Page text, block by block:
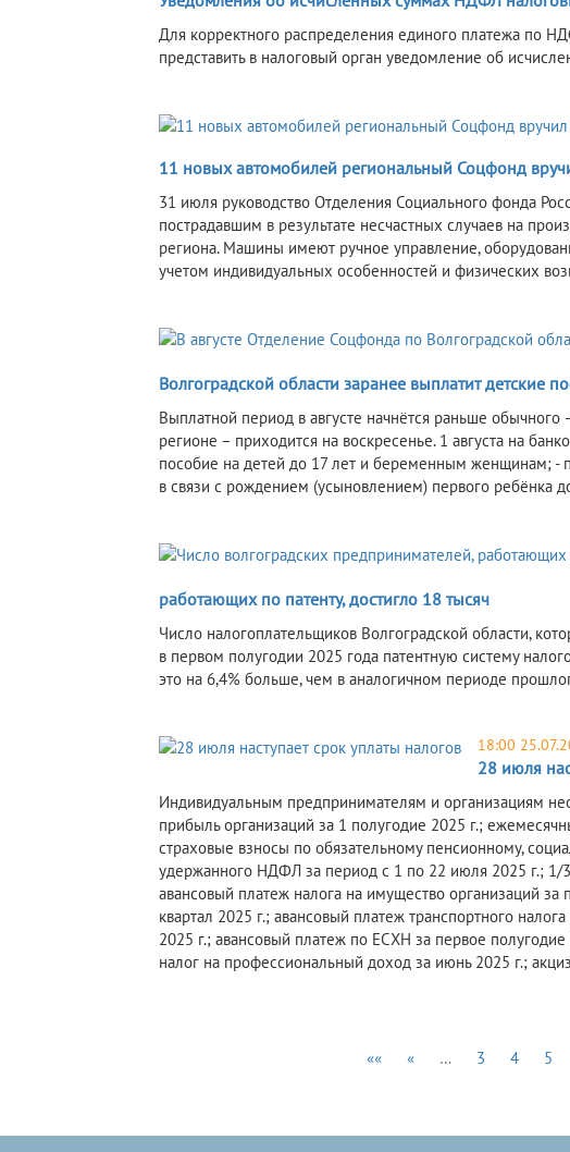
Для корректного распределения единого платежа по
представить в налоговый орган уведомление об
11 новых автомобилей региональный Соцфонд
31 июля руководство Отделения Социального фонда
пострадавшим в результате несчастных случаев на
региона. Машины имеют ручное управление,
учетом индивидуальных особенностей и физических
Волгоградской области заранее выплатит детские
Выплатной период в августе начнётся раньше обычного
регионе – приходится на воскресенье. 1 августа на
пособие на детей до 17 лет и беременным женщинам; -
в связи с рождением (усыновлением) первого ребёнка
работающих по патенту, достигло 18 тысяч
Число налогоплательщиков Волгоградской области,
в первом полугодии 2025 года патентную систему
это на 6,4% больше, чем в аналогичном периоде
18:00
28 июля
Индивидуальным предпринимателям и организациям
прибыль организаций за 1 полугодие 2025 г.;
страховые взносы по обязательному пенсионному,
удержанного НДФЛ за период с 1 по 22 июля 2025 г.; 1/3
авансовый платеж налога на имущество организаций
квартал 2025 г.; авансовый платеж транспортного
2025 г.; авансовый платеж по ЕСХН за первое
налог на профессиональный доход за июнь 2025 г.;
«« « … 3 4 5